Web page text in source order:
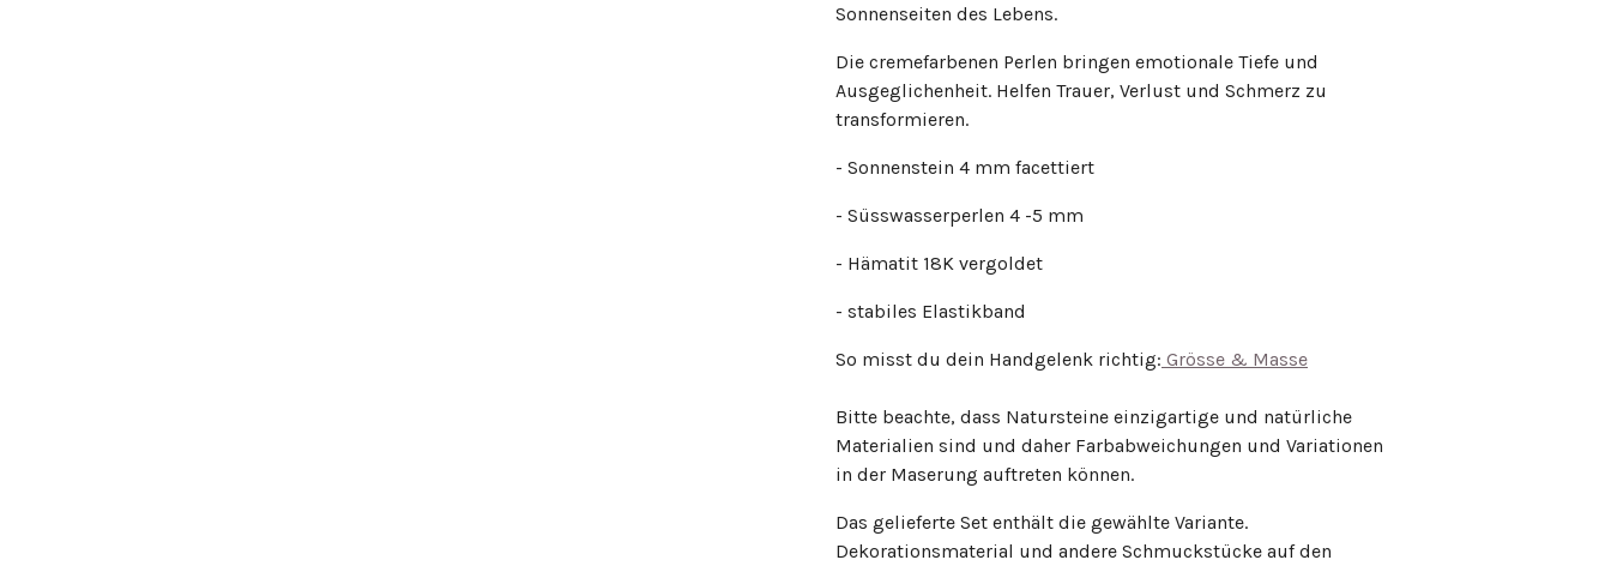
Sonnenseiten des Lebens.
Die cremefarbenen Perlen bringen emotionale Tiefe und
Ausgeglichenheit. Helfen Trauer, Verlust und Schmerz zu
transformieren.
- Sonnenstein 4 mm facettiert
- Süsswasserperlen 4 -5 mm
- Hämatit 18K vergoldet
- stabiles Elastikband
So misst du dein Handgelenk richtig: Grösse & Masse
Bitte beachte, dass Natursteine einzigartige und natürliche
Materialien sind und daher Farbabweichungen und Variationen
in der Maserung auftreten können.
Das gelieferte Set enthält die gewählte Variante.
Dekorationsmaterial und andere Schmuckstücke auf den